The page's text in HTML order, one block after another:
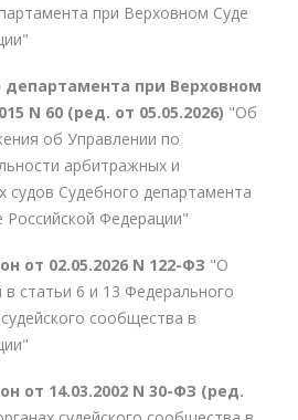
при Верховном Суде
департамента при Верховном
N 60 (ред. от 05.05.2026) "Об
об Управлении по
арбитражных и
судов Судебного департамента
Федерации"
от 02.05.2026 N 122-ФЗ "О
в статьи 6 и 13 Федерального
сообщества в
от 14.03.2002 N 30-ФЗ (ред.